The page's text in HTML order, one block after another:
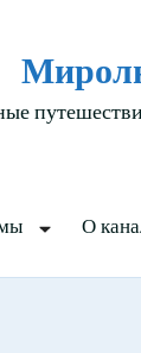
О